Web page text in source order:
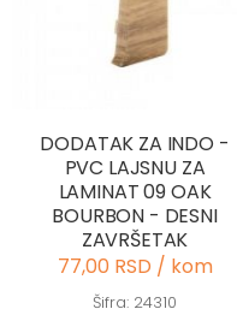
DODATAK ZA INDO -
PVC LAJSNU ZA
LAMINAT 09 OAK
BOURBON - DESNI
ZAVRŠETAK
77,00 RSD / kom
Šifra: 24310